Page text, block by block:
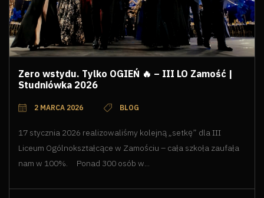
Zero wstydu. Tylko OGIEŃ 🔥 – III LO Zamość |
Studniówka 2026
2 MARCA 2026 BLOG
17 stycznia 2026 realizowaliśmy kolejną „setkę” dla III
Liceum Ogólnokształcące w Zamościu – cała szkoła zaufała
nam w 100%. Ponad 300 osób w...